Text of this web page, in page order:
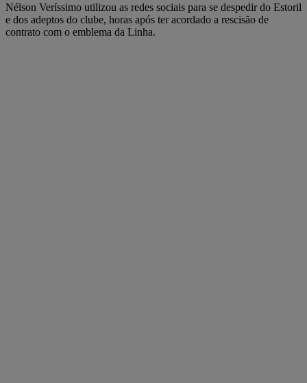
Nélson Veríssimo utilizou as redes sociais para se despedir do Estoril
e dos adeptos do clube, horas após ter acordado a rescisão de
contrato com o emblema da Linha.